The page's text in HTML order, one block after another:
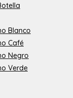
Blanco
Café
Negro
Verde